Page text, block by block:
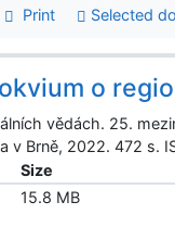
Print Selected
o
vědách. 25.
v Brně, 2022. 472
Size
15.8 MB